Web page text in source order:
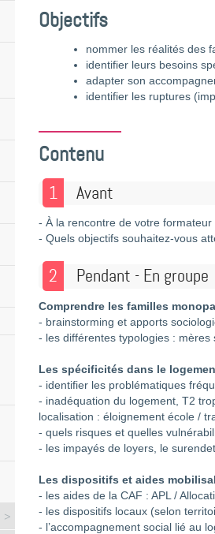
Objectifs
nommer les réalités des
identifier leurs besoins
adapter son
identifier les ruptures
Contenu
1 Avant
- À la rencontre de votre formateur
- Quels objectifs souhaitez-vous
2 Pendant - En groupe
Comprendre les familles
- brainstorming et apports
- les différentes typologies :
Les spécificités dans le
- identifier les problématiques
- inadéquation du logement, T2
localisation : éloignement école /
- quels risques et quelles
- les impayés de loyers, le
Les dispositifs et aides
- les aides de la CAF : APL /
- les dispositifs locaux (selon
- l’accompagnement social lié au